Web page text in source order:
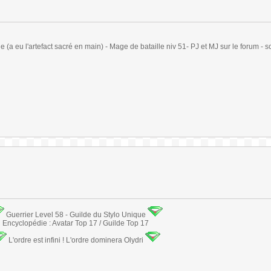
(a eu l'artefact sacré en main) - Mage de bataille niv 51- PJ et MJ sur le forum -
Guerrier Level 58 - Guilde du Stylo Unique
Encyclopédie : Avatar Top 17 / Guilde Top 17
L'ordre est infini ! L'ordre dominera Olydri